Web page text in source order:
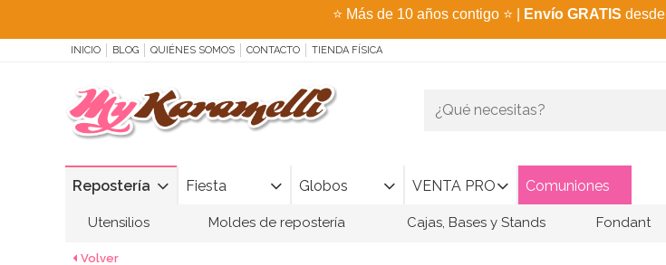
⭐ Más de 10 años contigo ⭐ Envío GRATIS desde
INICIO BLOG QUIÉNES SOMOS CONTACTO TIENDA FÍSICA
Repostería Fiesta Globos VENTA PRO Comuniones
Utensilios Moldes de repostería Cajas, Bases y Stands Fondant
Volver